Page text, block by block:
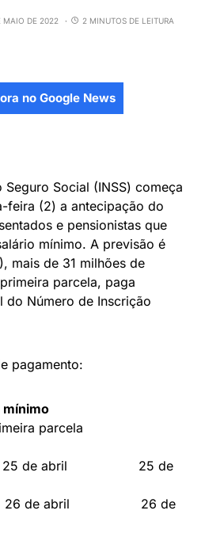
MAIO DE 2022 2 MINUTOS DE LEITURA
no Google News
Social (INSS) começa
feira (2) a antecipação do
e pensionistas que
mínimo. A previsão é
mais de 31 milhões de
parcela, paga
Número de Inscrição
pagamento:
mínimo
parcela
25 de
26 de